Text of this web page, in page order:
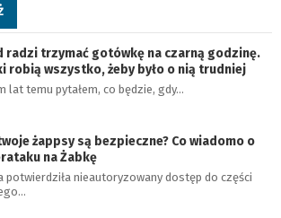
radzi trzymać gotówkę na czarną godzinę.
robią wszystko, żeby było o nią trudniej
lat temu pytałem, co będzie, gdy…
żappsy są bezpieczne? Co wiadomo o
na Żabkę
potwierdziła nieautoryzowany dostęp do części